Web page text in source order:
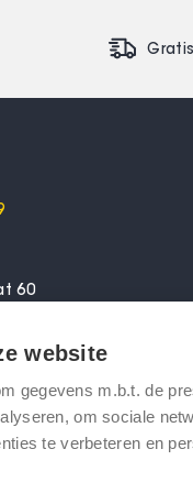
60
Bel dan voor een
website
gegevens m.b.t. de
om sociale
te verbeteren en